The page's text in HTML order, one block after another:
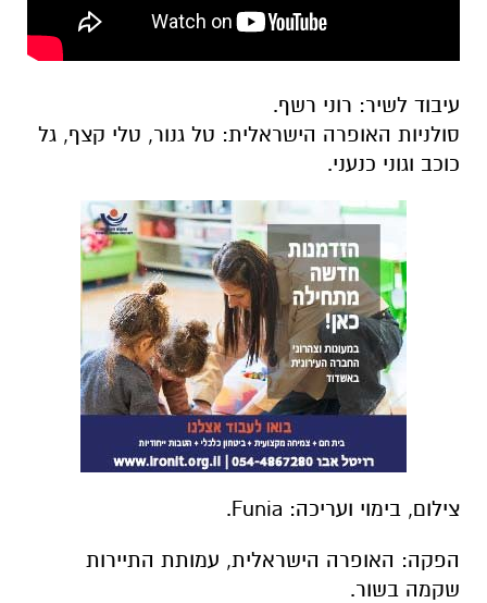
עיבוד לשיר: רוני רשף.
סולניות האופרה הישראלית: טל גנור, טלי קצף, גל
כוכב וגוני כנעני.
צילום, בימוי ועריכה: Funia.
הפקה: האופרה הישראלית, עמותת התיירות
שקמה בשור.